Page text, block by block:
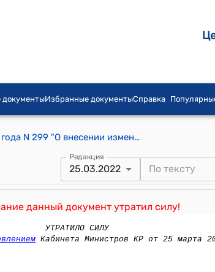
документыИзбранные документыСправка
Постановление Правительства КР от 21 июля 1995 года N 299 "О внесении изменений в постановление Правительства Кыргызской Республики от 1 августа 1994 года N 571 "О Программе демонополизации экономики, развития и поддержки малого и среднего бизнеса в Кыргызской Республике"
Редакция
25.03.2022
данный документ утратил силу!